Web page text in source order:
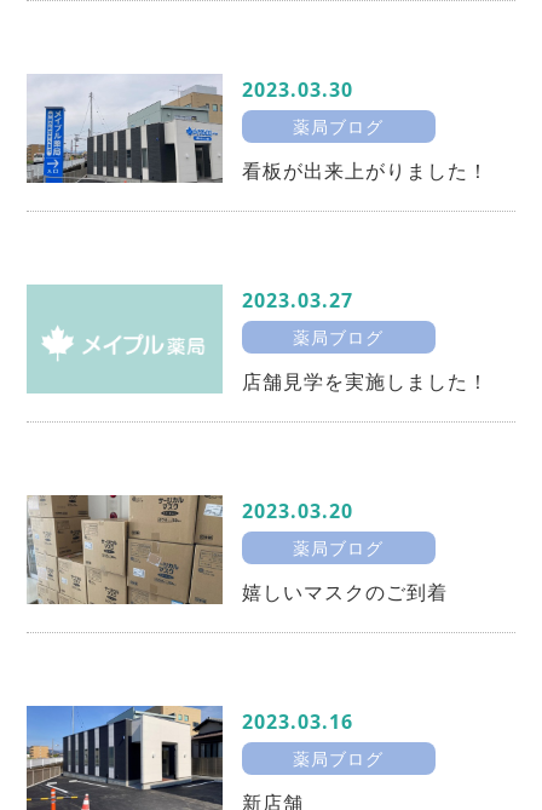
2023.03.30
薬局ブログ
看板が出来上がりました！
2023.03.27
薬局ブログ
店舗見学を実施しました！
2023.03.20
薬局ブログ
嬉しいマスクのご到着
2023.03.16
薬局ブログ
新店舗